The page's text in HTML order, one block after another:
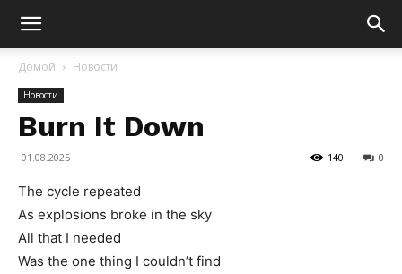
Домой Новости
Новости
Burn It Down
01.08.2025 0
140
The cycle repeated
As explosions broke in the sky
All that I needed
Was the one thing I couldn’t find